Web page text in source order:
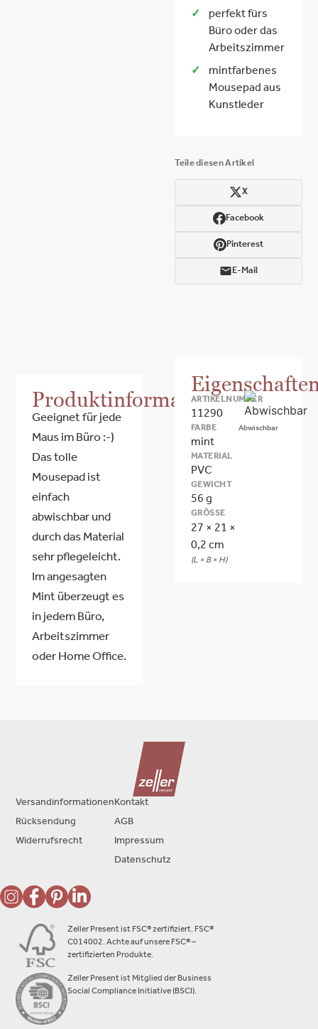
perfekt fürs
Büro oder das
Arbeitszimmer
mintfarbenes
Mousepad aus
Kunstleder
Teile diesen Artikel
X
Facebook
Pinterest
E-Mail
Produktinformationen
Geeignet für jede
Maus im Büro :-)
Das tolle
Mousepad ist
einfach
abwischbar und
durch das Material
sehr pflegeleicht.
Im angesagten
Mint überzeugt es
in jedem Büro,
Arbeitszimmer
oder Home Office.
ARTIKELNUMMER
11290
FARBE
mint
MATERIAL
PVC
GEWICHT
56 g
GRÖSSE
27 × 21 ×
0,2 cm
(L × B × H)
Abwischbar
Zeller Present ist FSC® zertifiziert. FSC®
C014002. Achte auf unsere FSC® –
zertifizierten Produkte.
Zeller Present ist Mitglied der Business
Social Compliance Initiative (BSCI).
Versandinformationen
Rücksendung
Widerrufsrecht
Kontakt
AGB
Impressum
Datenschutz